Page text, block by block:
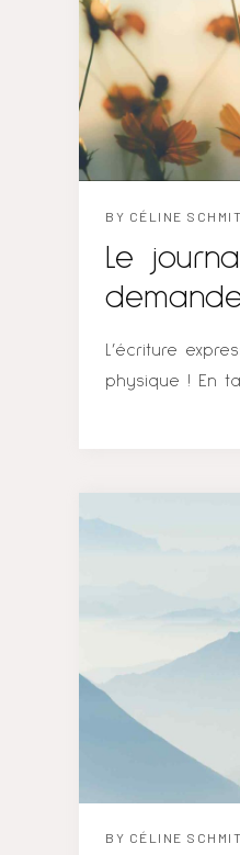
assurant ainsi
profession.
thérapie est un
BY CÉLINE
Le
L’écriture
physique ! En
et la gratitude
les fois où ils
BY CÉLINE